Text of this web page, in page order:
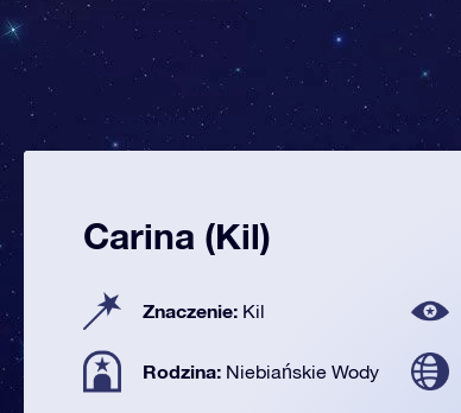
Carina (Kil)
Znaczenie: Kil
Rodzina: Niebiańskie Wody